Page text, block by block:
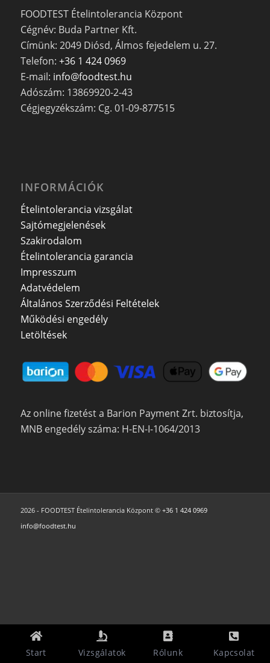
FOODTEST Ételintolerancia Központ
Cégnév: Buda Partner Kft.
Címünk: 2049 Diósd, Álmos fejedelem u. 27.
Telefon: +36 1 424 0969
E-mail: info@foodtest.hu
Adószám: 13869920-2-43
Cégjegyzékszám: Cg. 01-09-877515
INFORMÁCIÓK
Ételintolerancia vizsgálat
Sajtómegjelenések
Szakirodalom
Ételintolerancia garancia
Impresszum
Adatvédelem
Általános Szerződési Feltételek
Működési engedély
Letöltések
Az online fizetést a Barion Payment Zrt. biztosítja,
MNB engedély száma: H-EN-I-1064/2013
2026 - FOODTEST Ételintolerancia Központ © +36 1 424 0969
info@foodtest.hu
Start Vizsgálatok Rólunk Kapcsolat